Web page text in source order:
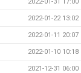
2022-01-22 13:02
2022-01-11 20:07
2022-01-10 10:18
2021-12-31 06:00